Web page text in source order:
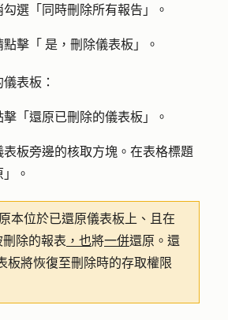
選「 同時刪除所有報告 」。
擊「 是，刪除儀表板 」。
表板：
「 還原已刪除的儀表板 」。
板旁邊的核取方塊。在表格標題
。
原本位於已還原儀表板上、且在
除的報表 ，也將一併還原。還
板將恢復至刪除時的存取權限